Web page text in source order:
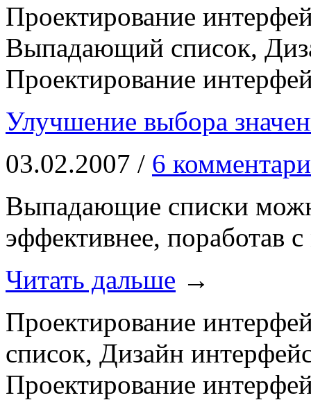
Проектирование
Выпадающий список,
Проектирование
Улучшение выбора
03.02.2007 / 6
Выпадающие списки
эффективнее, поработав
Читать дальше →
Проектирование
список, Дизайн
Проектирование